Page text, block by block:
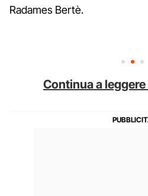
Radames Bertè.
Continua a